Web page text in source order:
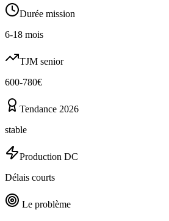
Durée mission
6-18 mois
TJM senior
600-780€
Tendance 2026
stable
Production DC
Délais courts
Le problème